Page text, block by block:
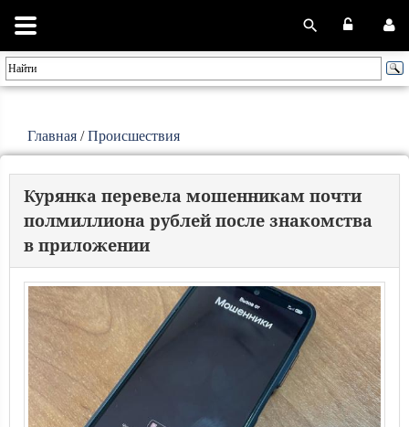
Главная /Происшествия
Курянка перевела мошенникам почти
полмиллиона рублей после знакомства
в приложении